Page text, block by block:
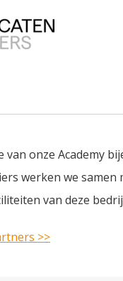
onze Academy
werken we
van deze
>>